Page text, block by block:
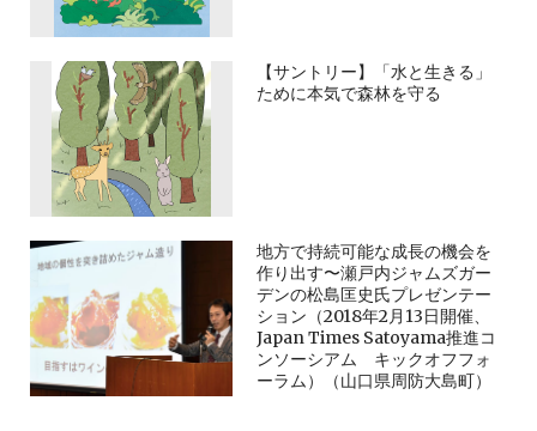
【サントリー】「水と生きる」
ために本気で森林を守る
地方で持続可能な成長の機会を
作り出す〜瀬戸内ジャムズガー
デンの松島匡史氏プレゼンテー
ション（2018年2月13日開催、
Japan Times Satoyama推進コ
ンソーシアム キックオフフォ
ーラム）（山口県周防大島町）